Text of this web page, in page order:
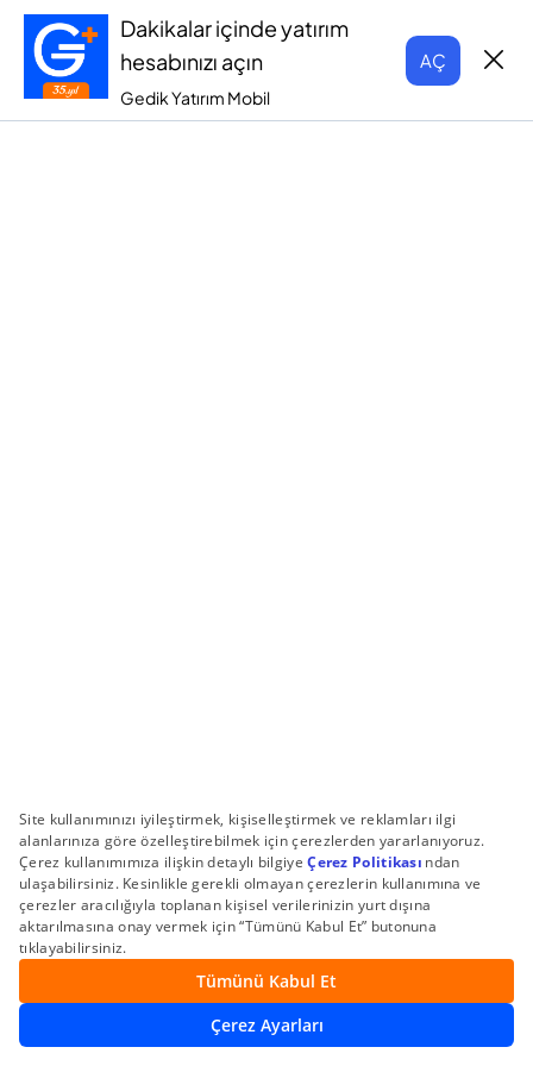
Dakikalar içinde yatırım
hesabınızı açın
Gedik Yatırım Mobil
AÇ